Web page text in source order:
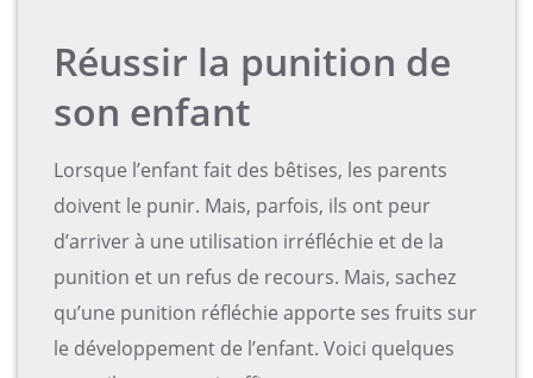
Réussir la punition de
son enfant
Lorsque l’enfant fait des bêtises, les parents
doivent le punir. Mais, parfois, ils ont peur
d’arriver à une utilisation irréfléchie et de la
punition et un refus de recours. Mais, sachez
qu’une punition réfléchie apporte ses fruits sur
le développement de l’enfant. Voici quelques